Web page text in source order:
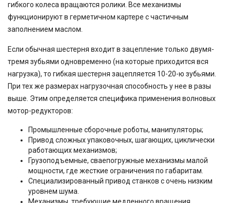
гибкого колеса вращаются ролики. Все механизмы
функционируют в герметичном картере с частичным
заполнением маслом.
Если обычная шестерня входит в зацепление только двумя-
тремя зубьями одновременно (на которые приходится вся
нагрузка), то гибкая шестерня зацепляется 10-20-ю зубьями.
При тех же размерах нагрузочная способность у нее в разы
выше. Этим определяется специфика применения волновых
мотор-редукторов:
Промышленные сборочные роботы, манипуляторы;
Привод сложных упаковочных, шагающих, циклически
работающих механизмов;
Грузоподъемные, сваепогружные механизмы малой
мощности, где жесткие ограничения по габаритам.
Специализированный привод станков с очень низким
уровнем шума.